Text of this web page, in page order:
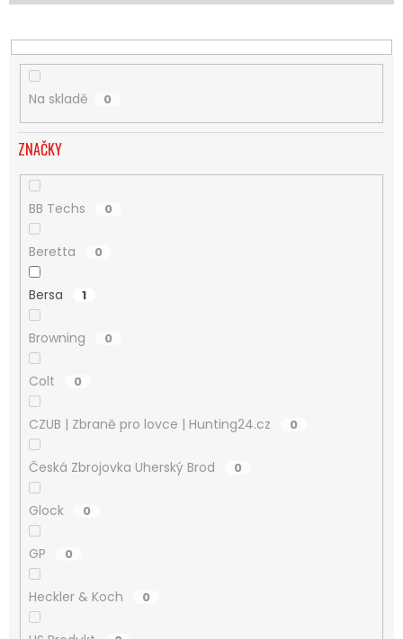
T
Ů
Na skladě 0
ZNAČKY
BB Techs 0
Beretta 0
Bersa 1
Browning 0
Colt 0
CZUB | Zbraně pro lovce | Hunting24.cz 0
Česká Zbrojovka Uherský Brod 0
Glock 0
GP 0
Heckler & Koch 0